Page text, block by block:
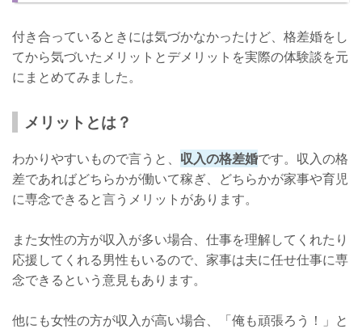
付き合っているときには気づかなかったけど、格差婚をし
てから気づいたメリットとデメリットを実際の体験談を元
にまとめてみました。
メリットとは？
わかりやすいもので言うと、 収入の格差婚です。収入の格
差であればどちらかが働いて稼ぎ、どちらかが家事や育児
に専念できると言うメリットがあります。
また女性の方が収入が多い場合、仕事を理解してくれたり
応援してくれる男性もいるので、家事は夫に任せ仕事に専
念できるという意見もあります。
他にも女性の方が収入が高い場合、「俺も頑張ろう！」と